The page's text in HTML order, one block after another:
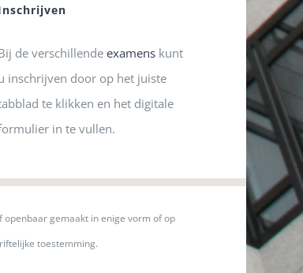
de verschillendeexamenskunt
inschrijven door op het juiste
te klikken en het digitale
in te vullen.
gemaakt in enige vorm of op
toestemming.